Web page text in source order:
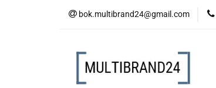
bok.multibrand24@gmail.com
MEBLE